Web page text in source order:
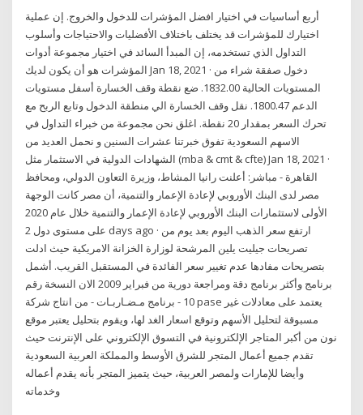
أربع أساسيات في اختيار افضل المؤشرات للدخول والخروج. إن عملية
اختيارك للمؤشرات قد يختلف باختلاف الأفضليات والاحتياجات وأسلوب
التداول الذي تستخدمه، إن المبدأ السائد في اختيار مجموعة أدوات
المؤشرات هو أن يكون لديك Jan 18, 2021 · دخول صفقة شراء من
المستويات الحالية 1832.00. ضع نقطة وقف الخسارة أسفل مستويات
الدعم 1800.47. نقل وقف الخسارة الي منطقة الدخول وتابع الربح مع
تحرك السعر بمقدار 20 نقطة. اغلق نحن مجموعة من خبراء التداول في
الاسهم السعودية تفوق خبرتنا عشرات السنين و نحمل العديد من
الشهادات الدولية في الاستثمار مثل (mba & cmt & cfte) Jan 18, 2021 ·
القاهرة - مباشر: أعلنت رانيا المشاط، وزيرة التعاون الدولي، ومحافظ
مصر لدى البنك الأوروبي لإعادة الإعمار والتنمية، أن مصر كانت الوجهة
الأولى لاستثمارات البنك الأوروبي لإعادة الإعمار والتنمية خلال عام 2020
على مستوى دول 2 days ago · ارتفع سعر الذهب اليوم بعد يوم من
تصريحات جيليت يلين المرشحة لوزارة الخزانة الامريكية حيث ادلت
بتصريحات مفادها عدم تغيير سعر الفائدة في المستقبل القريب. أشمل
برنامج وأكثر برنامج دقة ومراجعة دورية من فبراير 2009 الان النسخة رقم
10 - برنامج مـضـاربـات - من انتاج شركة pase يعتمد على معادلات غير
مسبوقة لتحليل الأسهم وتوقع اسعار الغد لها، ويقوم بتحليل يعتبر موقع
نون من أكبر المتاجر الإلكترونية في التسوق الإلكتروني على الإنترنت حيث
تقدم جميع أعمال المتجر للشرق الأوسط والمملكة العربية السعودية
وأيضا للإمارات ولمصر العربية، حيث يتميز المتجر بأنه يقدم أعماله
وخدماته